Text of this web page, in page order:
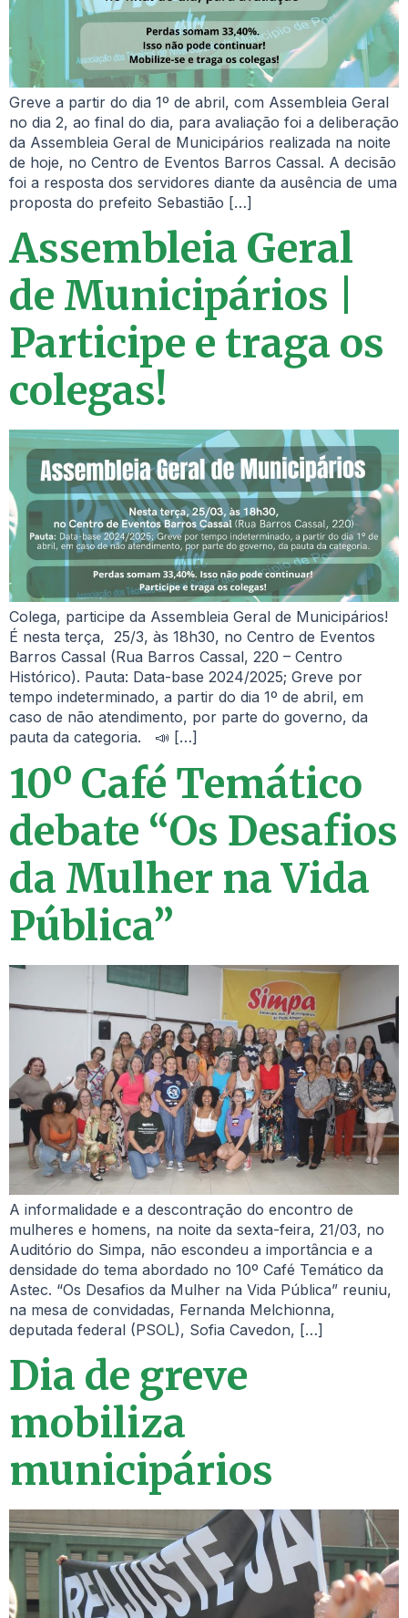
Greve a partir do dia 1º de abril, com Assembleia Geral
no dia 2, ao final do dia, para avaliação foi a deliberação
da Assembleia Geral de Municipários realizada na noite
de hoje, no Centro de Eventos Barros Cassal. A decisão
foi a resposta dos servidores diante da ausência de uma
proposta do prefeito Sebastião […]
Assembleia Geral
de Municipários |
Participe e traga os
colegas!
Colega, participe da Assembleia Geral de Municipários!
É nesta terça, 25/3, às 18h30, no Centro de Eventos
Barros Cassal (Rua Barros Cassal, 220 – Centro
Histórico). Pauta: Data-base 2024/2025; Greve por
tempo indeterminado, a partir do dia 1º de abril, em
caso de não atendimento, por parte do governo, da
pauta da categoria. 📣 […]
10º Café Temático
debate “Os Desafios
da Mulher na Vida
Pública”
A informalidade e a descontração do encontro de
mulheres e homens, na noite da sexta-feira, 21/03, no
Auditório do Simpa, não escondeu a importância e a
densidade do tema abordado no 10º Café Temático da
Astec. “Os Desafios da Mulher na Vida Pública” reuniu,
na mesa de convidadas, Fernanda Melchionna,
deputada federal (PSOL), Sofia Cavedon, […]
Dia de greve
mobiliza
municipários